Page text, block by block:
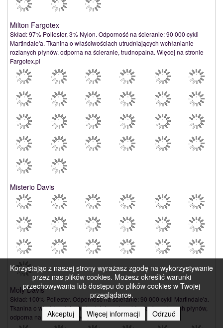
Milton Fargotex
Skład: 97% Poliester, 3% Nylon. Odporność na ścieranie: 90 000 cykli
Martindale'a. Tkanina o właściwościach utrudniających wchłanianie
rozlanych płynów, odporna na ścieranie, trudnopalna. Więcej na stronie
Fargotex.pl
Misterio Davis
Moly Davis
Skład: 100% Poliester. Odporność na ścieranie: 90 000 cykli Martindale'a.
Tkanina o właściwościach utrudniających wchłanianie rozlanych płynów,
odporna na ścieranie. Więcej na stronie Davis.pl
Korzystając z naszej strony wyrażasz zgodę na wykorzystywanie
przez nas plików cookies. Możesz określić warunki
przechowywania lub dostępu do plików cookies w Twojej
przeglądarce.
Akceptuj
Więcej informacji Odrzuć